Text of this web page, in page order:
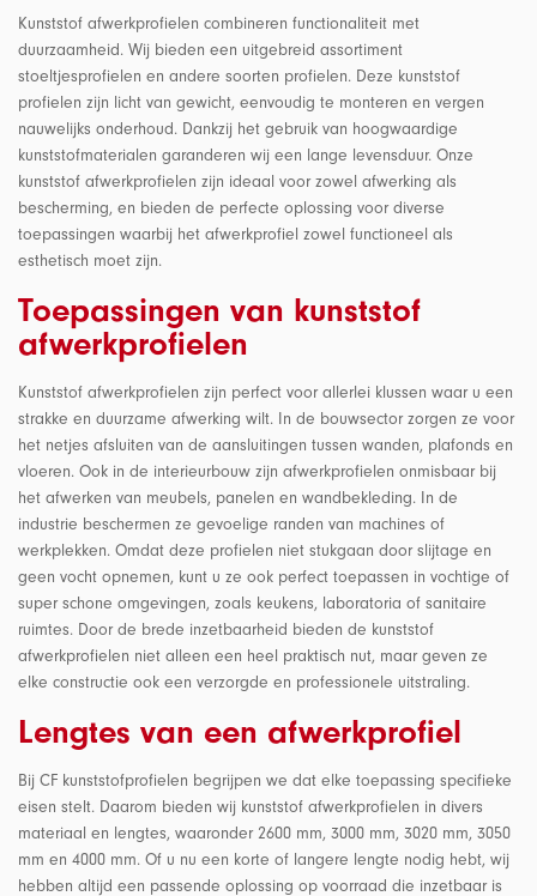
Kunststof afwerkprofielen combineren functionaliteit met
duurzaamheid. Wij bieden een uitgebreid assortiment
stoeltjesprofielen en andere soorten profielen. Deze kunststof
profielen zijn licht van gewicht, eenvoudig te monteren en vergen
nauwelijks onderhoud. Dankzij het gebruik van hoogwaardige
kunststofmaterialen garanderen wij een lange levensduur. Onze
kunststof afwerkprofielen zijn ideaal voor zowel afwerking als
bescherming, en bieden de perfecte oplossing voor diverse
toepassingen waarbij het afwerkprofiel zowel functioneel als
esthetisch moet zijn.
Toepassingen van kunststof
afwerkprofielen
Kunststof afwerkprofielen zijn perfect voor allerlei klussen waar u een
strakke en duurzame afwerking wilt. In de bouwsector zorgen ze voor
het netjes afsluiten van de aansluitingen tussen wanden, plafonds en
vloeren. Ook in de interieurbouw zijn afwerkprofielen onmisbaar bij
het afwerken van meubels, panelen en wandbekleding. In de
industrie beschermen ze gevoelige randen van machines of
werkplekken. Omdat deze profielen niet stukgaan door slijtage en
geen vocht opnemen, kunt u ze ook perfect toepassen in vochtige of
super schone omgevingen, zoals keukens, laboratoria of sanitaire
ruimtes. Door de brede inzetbaarheid bieden de kunststof
afwerkprofielen niet alleen een heel praktisch nut, maar geven ze
elke constructie ook een verzorgde en professionele uitstraling.
Lengtes van een afwerkprofiel
Bij CF kunststofprofielen begrijpen we dat elke toepassing specifieke
eisen stelt. Daarom bieden wij kunststof afwerkprofielen in divers
materiaal en lengtes, waaronder 2600 mm, 3000 mm, 3020 mm, 3050
mm en 4000 mm. Of u nu een korte of langere lengte nodig hebt, wij
hebben altijd een passende oplossing op voorraad die inzetbaar is